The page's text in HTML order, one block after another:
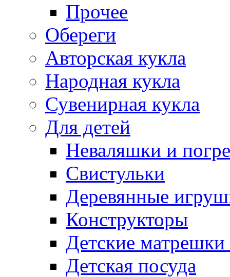
Прочее
Обереги
Авторская кукла
Народная кукла
Сувенирная кукла
Для детей
Неваляшки и
Свистульки
Деревянные
Конструкторы
Детские
Детская посуда